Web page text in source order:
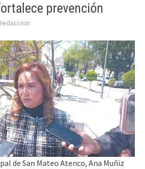
prevención
de San Mateo Atenco, Ana Muñiz